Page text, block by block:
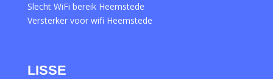
Slecht WiFi bereik Heemstede
Versterker voor wifi Heemstede
LISSE